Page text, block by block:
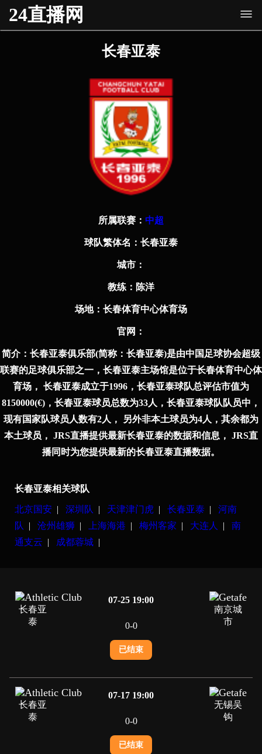
24直播网
长春亚泰
所属联赛： 中超
球队繁体名： 长春亚泰
城市：
教练： 陈洋
场地： 长春体育中心体育场
官⽹：
简介： 长春亚泰俱乐部(简称：长春亚泰)是由中国足球协会超级
联赛的足球俱乐部之一，长春亚泰主场馆是位于长春体育中心体
育场， 长春亚泰成立于1996，长春亚泰球队总评估市值为
8150000(€)，长春亚泰球员总数为33人，长春亚泰球队队员中，
现有国家队球员人数有2人， 另外非本土球员为4人，其余都为
本土球员， JRS直播提供最新长春亚泰的数据和信息， JRS直
播同时为您提供最新的长春亚泰直播数据。
长春亚泰相关球队
北京国安 | 深圳队 | 天津津门虎 | 长春亚泰 | 河南
队
| 沧州雄狮 | 上海海港 | 梅州客家 | 大连人 | 南
通支云 | 成都蓉城 |
07-25 19:00
长春亚
泰
0-0
南京城
市
已结束
07-17 19:00
长春亚
泰
0-0
无锡吴
钩
已结束